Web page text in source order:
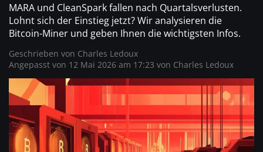
Wo kaufen ?
Casino
MARA und CleanSpark fallen nach Quartalsverlusten.
Lohnt sich der Einstieg jetzt? Wir analysieren die
Bitcoin-Miner und geben Ihnen die wichtigsten Infos.
Geschrieben von Charles Ledoux
Angepasst von 12 Mai 2026 am 17:23 von Charles Ledoux